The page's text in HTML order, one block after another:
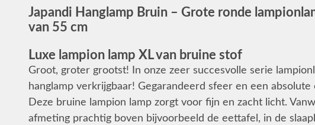
Japandi Hanglamp Bruin – Grote ronde
van 55 cm
Luxe lampion lamp XL van bruine stof
Groot, groter grootst! In onze zeer succesvolle serie
hanglamp verkrijgbaar! Gegarandeerd sfeer en een
Deze bruine lampion lamp zorgt voor fijn en zacht licht.
afmeting prachtig boven bijvoorbeeld de eettafel, in de